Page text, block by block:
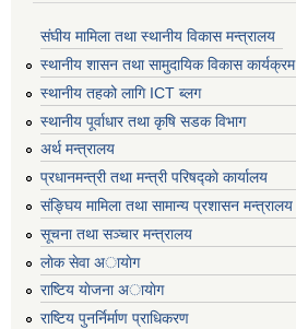
संघीय मामिला तथा स्थानीय विकास मन्त्रालय
स्थानीय शासन तथा सामुदायिक विकास कार्यक्रम
स्थानीय तहको लागि ICT ब्लग
स्थानीय पूर्वाधार तथा कृषि सडक विभाग
अर्थ मन्त्रालय
प्रधानमन्त्री तथा मन्त्री परिषद्काे कार्यालय
संङ्घिय मामिला तथा सामान्य प्रशासन मन्त्रालय
सूचना तथा सञ्चार मन्त्रालय
लाेक सेवा अायाेग
राष्टिय याेजना अायाेग
राष्टिय पुनर्निर्माण प्राधिकरण